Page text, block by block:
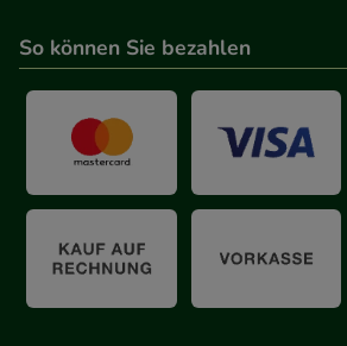
So können Sie bezahlen